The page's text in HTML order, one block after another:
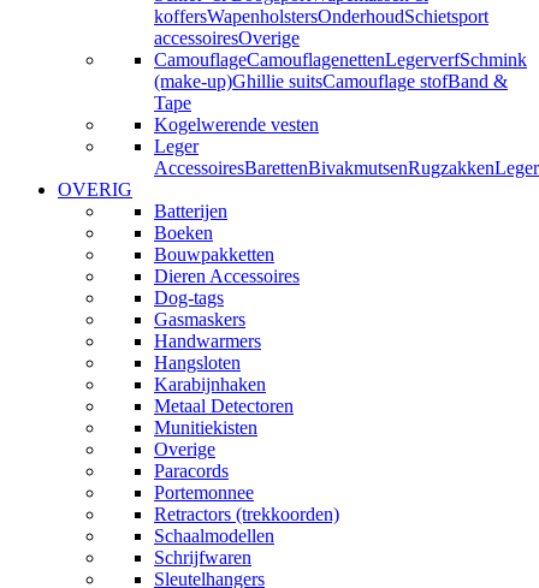
koffersWapenholstersOnderhoudSchietsport
accessoiresOverige
CamouflageCamouflagenettenLegerverfSchmink
(make-up)Ghillie suitsCamouflage stofBand &
Tape
Kogelwerende vesten
Leger
AccessoiresBarettenBivakmutsenRugzakken
OVERIG
Batterijen
Boeken
Bouwpakketten
Dieren Accessoires
Dog-tags
Gasmaskers
Handwarmers
Hangsloten
Karabijnhaken
Metaal Detectoren
Munitiekisten
Overige
Paracords
Portemonnee
Retractors (trekkoorden)
Schaalmodellen
Schrijfwaren
Sleutelhangers